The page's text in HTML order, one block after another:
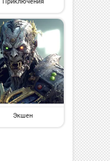
Экшен